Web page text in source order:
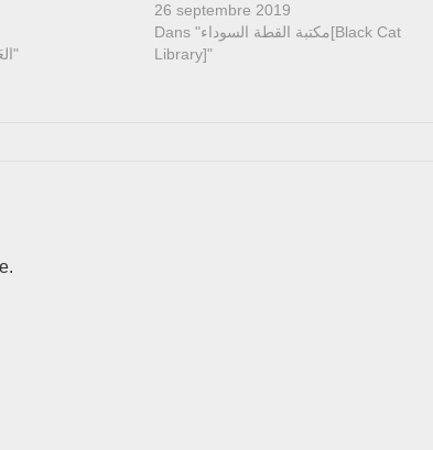
Dans "ARABE / العَرَبِيَّةُ"
26 septembre 2019
Dans "مكتبة القطة السوداء[Black Cat
Library]"